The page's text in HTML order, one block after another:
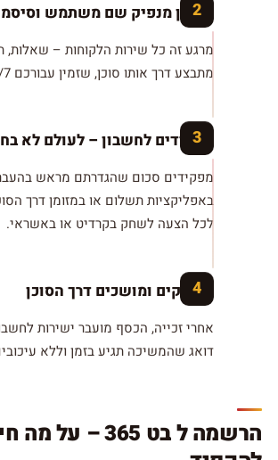
הסוכן מנפיק שם משתמש
מרגע זה כל שירות הלקוחות –
מתבצע דרך אותו סוכן, שזמין עבורכם 24/7.
מפקידים לחשבון – לעולם לא
מפקידים סכום שהגדרתם מראש
באפליקציות תשלום או במזומן דרך
לכל הצעה לשחק בקרדיט או באשראי.
משחקים ומושכים דרך הסוכן
אחרי זכייה, הכסף מועבר ישירות
דואג שהמשיכה תגיע בזמן וללא
הרשמה ל בט 365 – על